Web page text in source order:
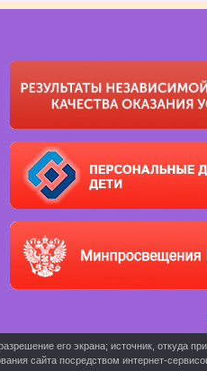
его экрана; источник, откуда
сайта посредством интернет-